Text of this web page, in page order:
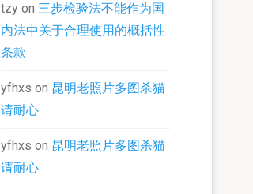
tzy on三步检验法不能作为国
内法中关于合理使用的概括性
条款
yfhxs on 昆明老照片多图杀猫
请耐心
yfhxs on 昆明老照片多图杀猫
请耐心